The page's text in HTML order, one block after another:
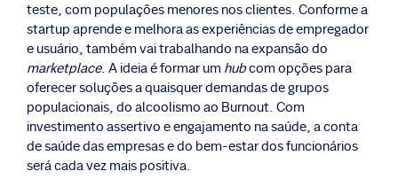
teste, com populações menores nos clientes. Conforme a
startup aprende e melhora as experiências de empregador
e usuário, também vai trabalhando na expansão do
marketplace. A ideia é formar um hubcom opções para
oferecer soluções a quaisquer demandas de grupos
populacionais, do alcoolismo ao Burnout. Com
investimento assertivo e engajamento na saúde, a conta
de saúde das empresas e do bem-estar dos funcionários
será cada vez mais positiva.